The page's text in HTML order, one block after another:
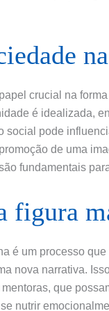
crucial na
é idealizada,
social pode
de uma
fundamentais
figura
é um processo
nova narrativa.
que
nutrir